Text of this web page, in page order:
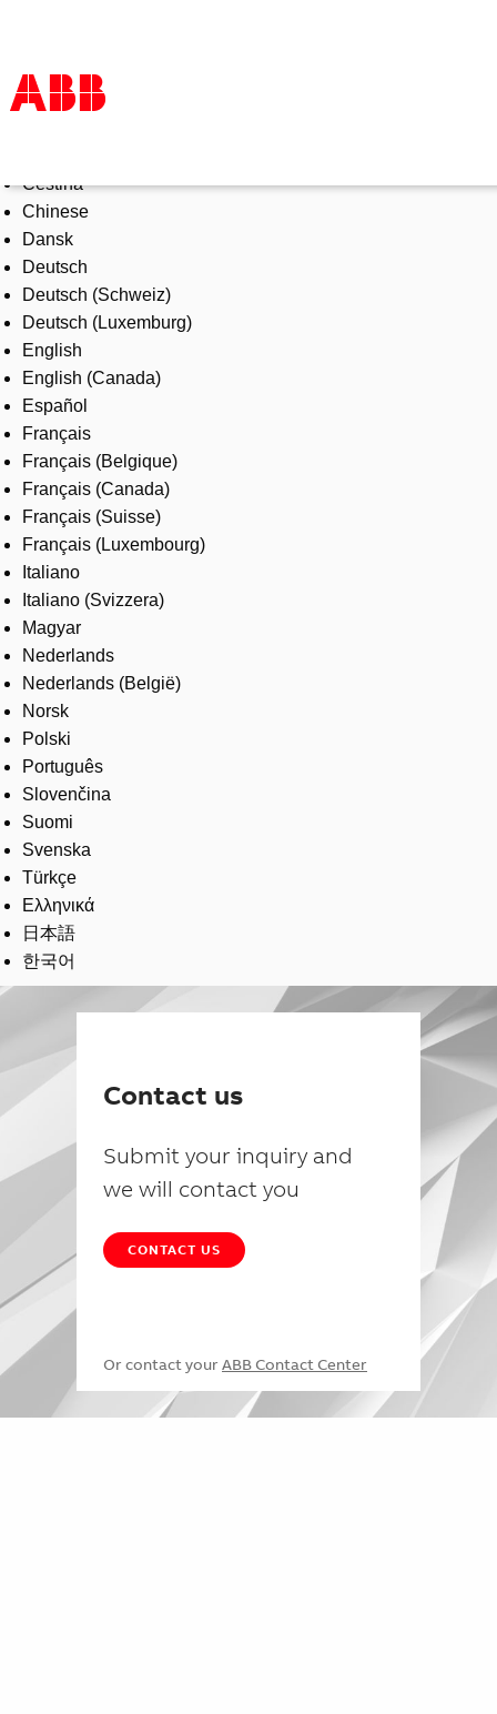
Products & Solutions
Industries
Services
About us
Where to buy
Contact us
Careers
Čeština
Chinese
Dansk
Deutsch
Deutsch (Schweiz)
Deutsch (Luxemburg)
English
English (Canada)
Español
Français
Français (Belgique)
Français (Canada)
Français (Suisse)
Français (Luxembourg)
Italiano
Italiano (Svizzera)
Magyar
Nederlands
Nederlands (België)
Norsk
Polski
Português
Slovenčina
Suomi
Svenska
Türkçe
Ελληνικά
日本語
한국어
Contact us
Submit your inquiry and
we will contact you
CONTACT US
Or contact your ABB Contact Center